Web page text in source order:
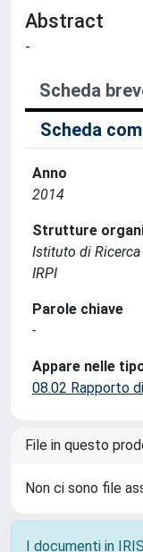
Abstract
-
Scheda
Scheda
Anno
2014
Strutture
Istituto di
IRPI
Parole chiave
-
Appare nelle
08.02 Rapporto
File in questo
Non ci sono file
I documenti in